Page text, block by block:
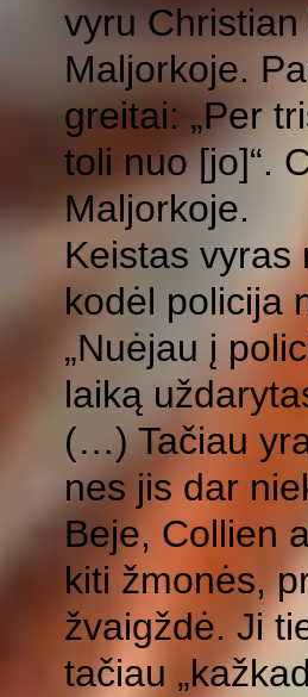
vyru
Maljorkoje.
greitai: „Per
toli nuo [jo]“.
Maljorkoje.
Keistas vyras
kodėl policija
„Nuėjau į
laiką
(…) Tačiau
nes jis dar
Beje, Collien
kiti žmonės,
žvaigždė. Ji
tačiau